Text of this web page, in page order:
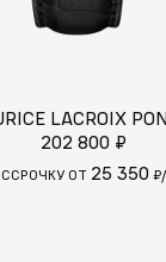
LACROIX
202 800 ₽
ОТ 25 350